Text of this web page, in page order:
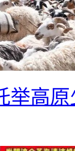
举高